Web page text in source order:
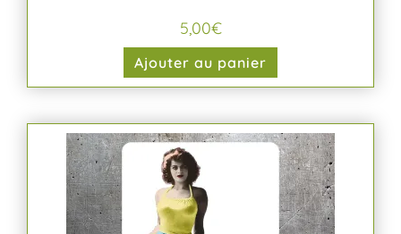
5,00€
Ajouter au panier